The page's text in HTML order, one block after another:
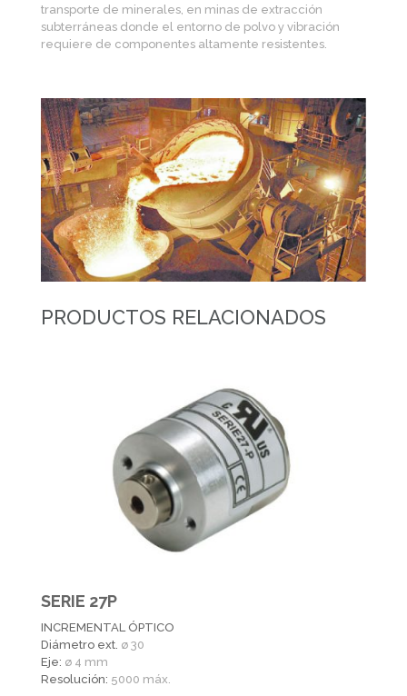
transporte de minerales, en minas de extracción
subterráneas donde el entorno de polvo y vibración
requiere de componentes altamente resistentes.
PRODUCTOS RELACIONADOS
SERIE 27P
INCREMENTAL ÓPTICO
Diámetro ext. ø 30
Eje: ø 4 mm
Resolución: 5000 máx.